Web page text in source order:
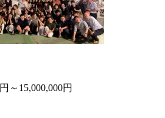
～15,000,000円